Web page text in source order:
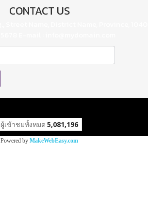
CONTACT US
ผู้เข้าชมทั้งหมด 5,081,196
Powered by MakeWebEasy.com